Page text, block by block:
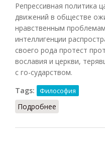
Репрессивная политика
движений в обществе
нравственным
интеллигенции
своего рода протест
вославия и церкви,
с го-сударством.
Tags:
Философия
Подробнее